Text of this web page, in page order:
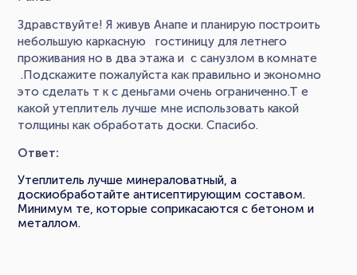
Здравствуйте! Я живув Анапе и планирую построить
небольшую каркасную гостиницу для летнего
проживания но в два этажа и с санузлом в комнате
.Подскажите пожалуйста как правильно и экономно
это сделать т к с деньгами очень ограниченно.Т е
какой утеплитель лучше мне использовать какой
толщины как обработать доски. Спасибо.
Ответ:
Утеплитель лучше минераловатный, а
доскиобработайте антисептирующим составом.
Минимум те, которые соприкасаются с бетоном и
металлом.